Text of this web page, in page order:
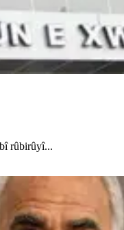
rûbirûyî...